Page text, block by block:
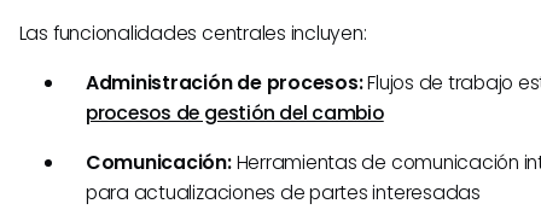
Las funcionalidades centrales incluyen:
Administración de procesos:Flujos de trabajo
procesos de gestión del cambio
Comunicación:Herramientas de comunicación
para actualizaciones de partes interesadas